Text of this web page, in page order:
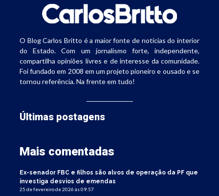
O Blog Carlos Britto é a maior fonte de notícias do interior
do Estado. Com um jornalismo forte, independente,
compartilha opiniões livres e de interesse da comunidade.
Foi fundado em 2008 em um projeto pioneiro e ousado e se
tornou referência. Na frente em tudo!
Últimas postagens
Mais comentadas
Ex-senador FBC e filhos são alvos de operação da PF que
investiga desvios de emendas
25 de fevereiro de 2026 às 09:57